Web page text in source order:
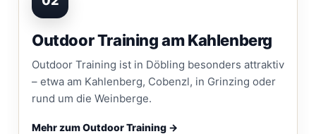
Outdoor Training am Kahlenberg
Outdoor Training ist in Döbling besonders attraktiv
– etwa am Kahlenberg, Cobenzl, in Grinzing oder
rund um die Weinberge.
Mehr zum Outdoor Training →